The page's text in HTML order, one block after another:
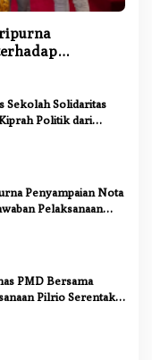
2025
Sekolah Solidaritas
Politik dari
Penyampaian Nota
Pelaksanaan
PMD Bersama
Pilrio Serentak